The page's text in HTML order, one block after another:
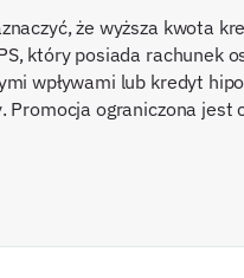
że wyższa kwota
który posiada rachunek
wpływami lub kredyt
Promocja ograniczona jest